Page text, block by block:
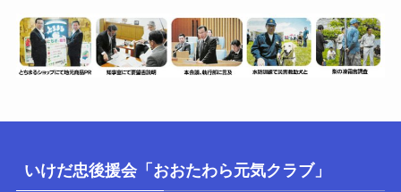
いけだ忠後援会「おおたわら元気クラブ」